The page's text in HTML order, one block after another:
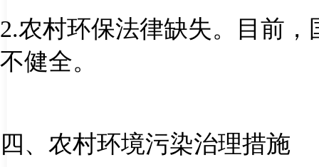
2.农村环保法律缺失。目前
不健全。
四、农村环境污染治理措施